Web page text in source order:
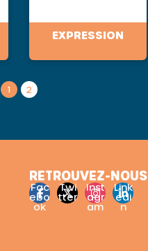
EXPRESSION
1 2
RETROUVEZ-NOUS
Fac
ebo
ok
Twi
tter
Inst
agr
am
Link
edi
n